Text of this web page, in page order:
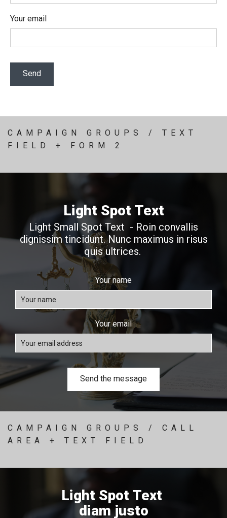
Your email
CAMPAIGN GROUPS / TEXT
FIELD + FORM 2
Light Spot Text
Light Small Spot Text - Roin convallis
dignissim tincidunt. Nunc maximus in risus
quis ultrices.
Your name
Your email
CAMPAIGN GROUPS / CALL
AREA + TEXT FIELD
Light Spot Text
diam justo